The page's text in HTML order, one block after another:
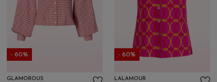
- 60%
GLAMOROUS
- 60%
LALAMOUR